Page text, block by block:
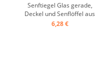
Senftiegel Glas gerade,
Deckel und Senflöffel aus
Edelstahl, Karton mit 2
6,28 €